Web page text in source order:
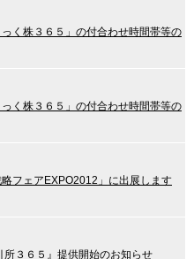
く株３６５」の付合わせ時間帯等の
く株３６５」の付合わせ時間帯等の
フェアEXPO2012」に出展します
３６５』提供開始のお知らせ